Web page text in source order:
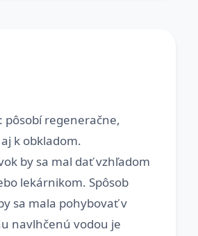
pôsobí regeneračne,
k obkladom.
by sa mal dať vzhľadom
lekárnikom. Spôsob
sa mala pohybovať v
navlhčenú vodou je